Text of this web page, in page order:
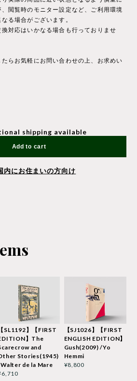
閲覧時のモニター設定など、ご利用環境
る場合がございます。
対応はいかなる場合も行っておりませ
らお気軽にお問い合わせの上、お求めい
shipping available
Add to cart
内にお住まいの方向け
【SL1192】【FIRST
】The
and
Stories(1945)
de la Mare
【SJ1026】【FIRST
ENGLISH EDITION】
Gush(2009) /Yo
Hemmi
¥8,800